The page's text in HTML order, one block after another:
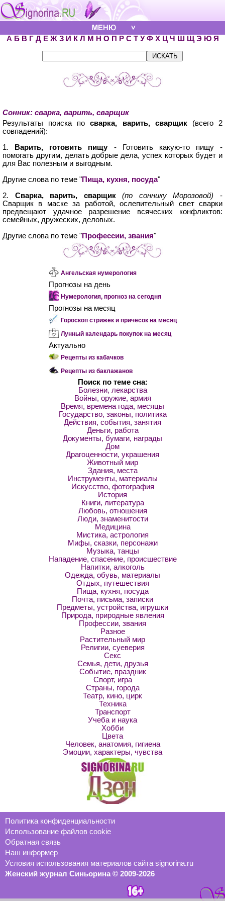
А Б В Г Д Е Ж З И К Л М Н О П Р С Т У Ф Х Ц Ч Ш Щ Э Ю Я
Сонник: сварка, варить, сварщик
Результаты поиска посварка, варить, сварщик(всего 2
совпадений):
1.
Варить, готовить пищу - Готовить какую-то пищу -
помогать другим, делать добрые дела, успех которых будет и
для Вас полезным и выгодным.
Другие слова по теме "Пища, кухня, посуда"
2. Сварка, варить, сварщик(по соннику Морозовой) -
Сварщик в маске за работой, ослепительный свет сварки
предвещают удачное разрешение всяческих конфликтов:
семейных, дружеских, деловых.
Другие слова по теме "Профессии, звания"
Ангельская нумерология
Прогнозы на день
Нумерология, прогноз на сегодня
Прогнозы на месяц
Гороскоп стрижек и причёсок на месяц
Лунный календарь покупок на месяц
Актуально
Рецепты из кабачков
Рецепты из баклажанов
Поиск по теме сна:
Болезни, лекарства
Войны, оружие, армия
Время, времена года, месяцы
Государство, законы, политика
Действия, события, занятия
Деньги, работа
Документы, бумаги, награды
Дом
Драгоценности, украшения
Животный мир
Здания, места
Инструменты, материалы
Искусство, фотография
История
Книги, литература
Любовь, отношения
Люди, знаменитости
Медицина
Мистика, астрология
Мифы, сказки, персонажи
Музыка, танцы
Нападение, спасение, происшествие
Напитки, алкоголь
Одежда, обувь, материалы
Отдых, путешествия
Пища, кухня, посуда
Почта, письма, записки
Предметы, устройства, игрушки
Природа, природные явления
Профессии, звания
Разное
Растительный мир
Религии, суеверия
Секс
Семья, дети, друзья
Событие, праздник
Спорт, игра
Страны, города
Театр, кино, цирк
Техника
Транспорт
Учеба и наука
Хобби
Цвета
Человек, анатомия, гигиена
Эмоции, характеры, чувства
Политика конфиденциальности
Использование файлов cookie
Обратная связь
Наш информер
Условия использования материалов сайта signorina.ru
Женский журнал Синьорина © 2009-2026